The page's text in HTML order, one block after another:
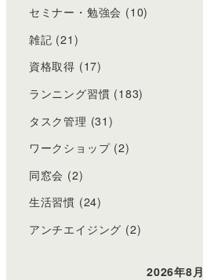
セミナー・勉強会 (10)
雑記 (21)
資格取得 (17)
ランニング習慣 (183)
タスク管理 (31)
ワークショップ(2)
同窓会 (2)
生活習慣 (24)
アンチエイジング (2)
2026年8月